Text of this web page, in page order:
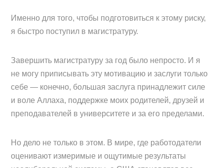
Именно для того, чтобы подготовиться к этому риску,
я быстро поступил в магистратуру.
Завершить магистратуру за год было непросто. И я
не могу приписывать эту мотивацию и заслуги только
себе — конечно, большая заслуга принадлежит силе
и воле Аллаха, поддержке моих родителей, друзей и
преподавателей в университете и за его пределами.
Но дело не только в этом. В мире, где работодатели
оценивают измеримые и ощутимые результаты